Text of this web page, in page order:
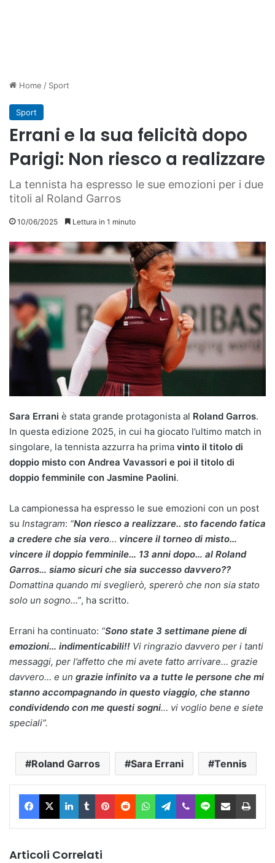
Home / Sport
Sport
Errani e la sua felicità dopo
Parigi: Non riesco a realizzare
La tennista ha espresso le sue emozioni per i due
titoli al Roland Garros
10/06/2025 Lettura in 1 minuto
Sara Errani è stata grande protagonista al Roland Garros.
In questa edizione 2025, in cui ha giocato l’ultimo match in
singolare, la tennista azzurra ha prima vinto il titolo di
doppio misto con Andrea Vavassori e poi il titolo di
doppio femminile con Jasmine Paolini.
La campionessa ha espresso le sue emozioni con un post
su Instagram: “Non riesco a realizzare.. sto facendo fatica
a credere che sia vero… vincere il torneo di misto…
vincere il doppio femminile… 13 anni dopo… al Roland
Garros… siamo sicuri che sia successo davvero??
Domattina quando mi sveglierò, spererò che non sia stato
solo un sogno…”, ha scritto.
Errani ha continuato: “Sono state 3 settimane piene di
emozioni… indimenticabili!! Vi ringrazio davvero per i tanti
messaggi, per l’affetto che mi avete fatto arrivare… grazie
davvero… e un grazie infinito va a tutte le persone che mi
stanno accompagnando in questo viaggio, che stanno
condividendo con me questi sogni… vi voglio bene e siete
speciali”.
Roland Garros Sara Errani Tennis
Facebook
X LinkedIn
TumblrPinterest
RedditWhatsAppTelegram
ViberLine Condividi via Email
Articoli Correlati